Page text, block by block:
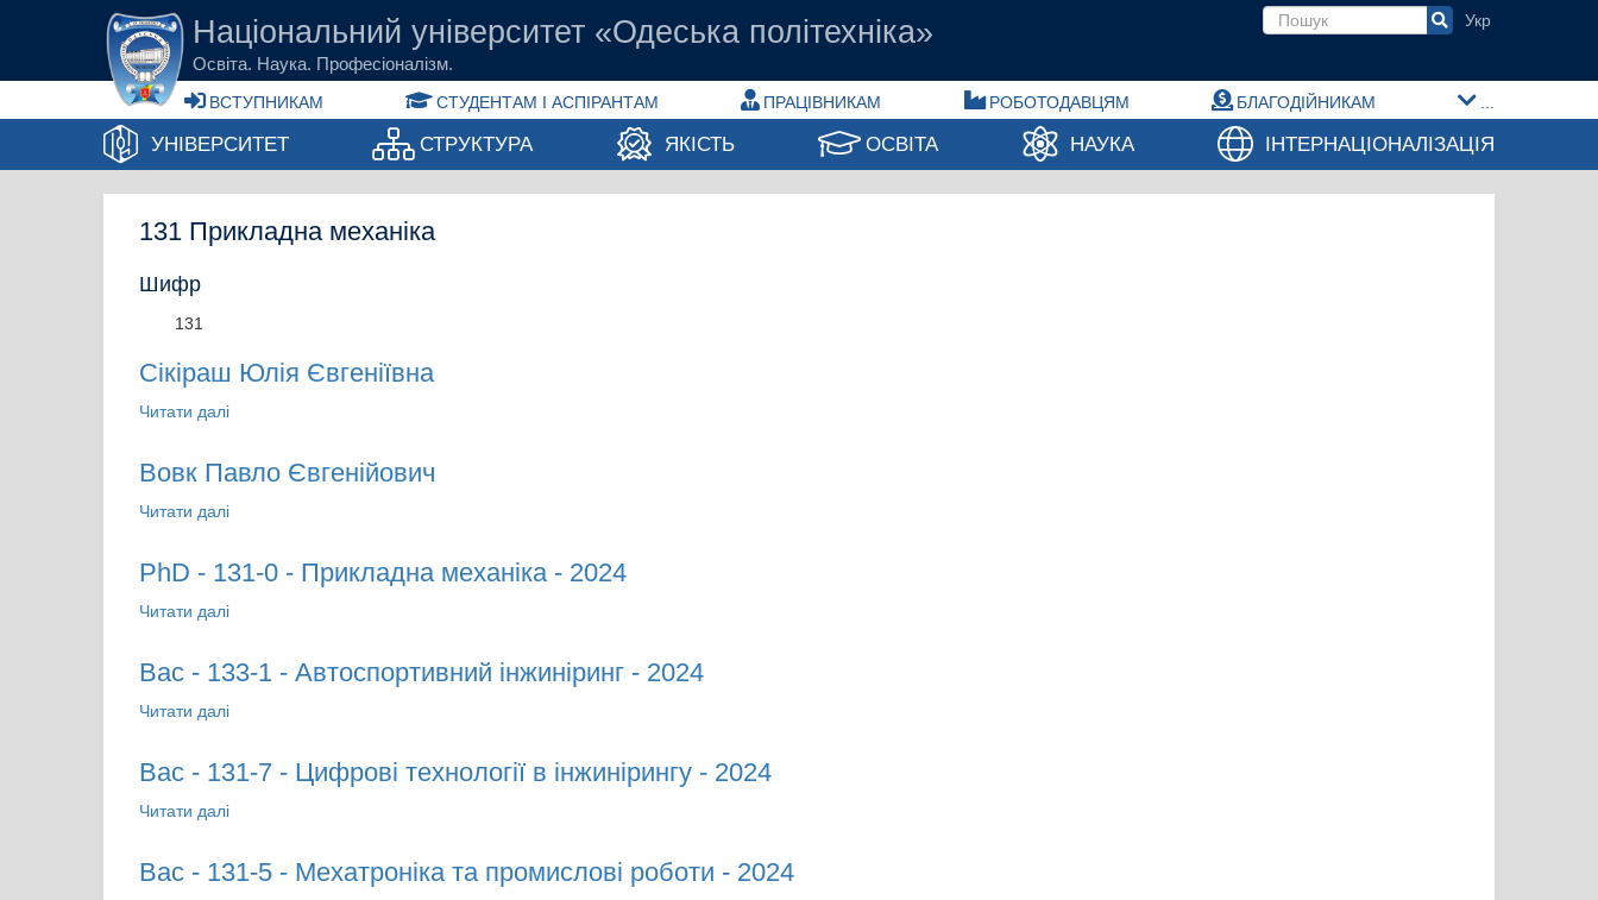
Перейти до основного вмісту
Національний університет «Одеська політехніка»
Освіта. Наука. Професіоналізм.
Пошукова форма
ВСТУПНИКАМ СТУДЕНТАМ І АСПІРАНТАМ ПРАЦІВНИКАМ РОБОТОДАВЦЯМ БЛАГОДІЙНИКАМ
УНІВЕРСИТЕТ СТРУКТУРА ЯКІСТЬ ОСВІТА НАУКА ІНТЕРНАЦІОНАЛІЗАЦІЯ
131 Прикладна механіка
Шифр
131
Сікіраш Юлія Євгеніївна
Читати далі
Вовк Павло Євгенійович
Читати далі
PhD - 131-0 - Прикладна механіка - 2024
Читати далі
Bac - 133-1 - Автоспортивний інжиніринг - 2024
Читати далі
Bac - 131-7 - Цифрові технології в інжинірингу - 2024
Читати далі
Bac - 131-5 - Мехатроніка та промислові роботи - 2024